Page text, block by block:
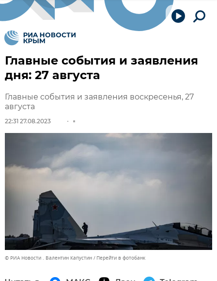
Главные события и заявления
дня: 27 августа
Главные события и заявления воскресенья, 27
августа
22:31 27.08.2023
© РИА Новости . Валентин Капустин Перейти в фотобанк